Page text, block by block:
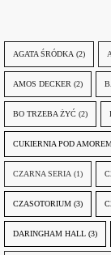
AGATA ŚRÓDKA (2)
AMOS DECKER (2)
BO TRZEBA ŻYĆ (2)
CUKIERNIA POD
CZARNA SERIA (1)
CZASOTORIUM (3)
DARINGHAM HALL (3)